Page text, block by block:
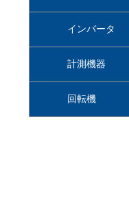
インバータ
計測機器
回転機